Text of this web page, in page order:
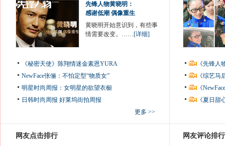
先锋人物黄晓明：
感谢低潮 偶像重生
黄晓明开始意识到，有些事
情需要改变。……[详细]
《秘密天使》陈翔情迷金素恩YURA
NewFace张俪：不怕定型“物质女”
明星时尚周报：女明星的欲望衣橱
日韩时尚周报 好莱坞街拍周报
更多 >>
《先锋
《综艺
《
《夏日
网友点击排行 网友评论排行